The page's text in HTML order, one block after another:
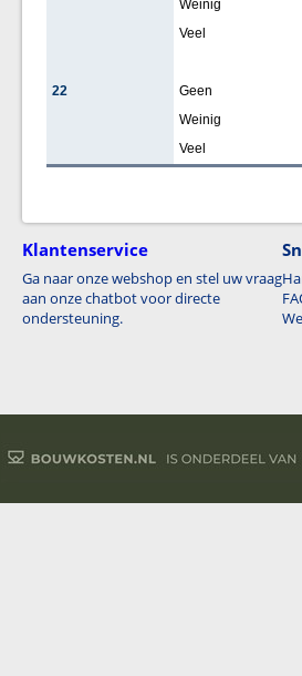
Weinig
Veel
22 Geen
Weinig
Veel
Klantenservice
Ga naar onze webshop en stel uw vraag
aan onze chatbot voor directe
ondersteuning.